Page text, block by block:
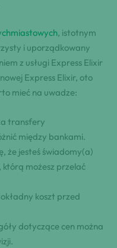
, istotnym
i uporządkowany
z usługi Express Elixir
Express Elixir, oto
mieć na uwadze:
transfery
między bankami.
że jesteś świadomy(a)
możesz przelać
koszt przed
dotyczące cen można